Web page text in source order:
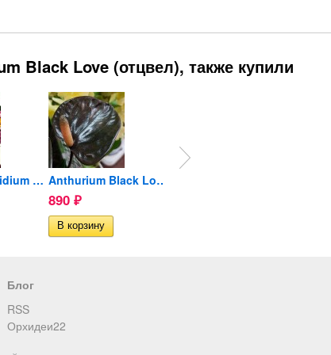
Black Love (отцвел), также купили
Орхидея Oncidium Titanium... Anthurium Black Love...
890 ₽
Блог
RSS
Орхидеи22